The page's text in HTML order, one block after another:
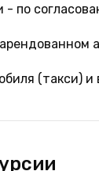
- по
(такси)